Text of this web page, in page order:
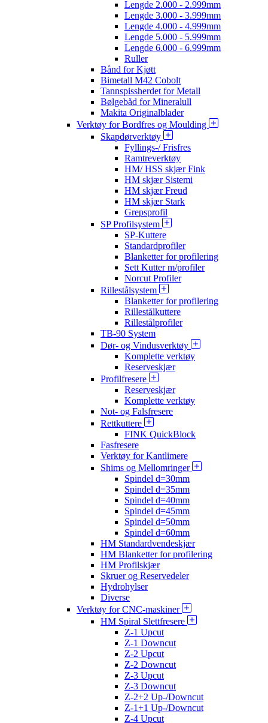
Lengde 2.000 - 2.999mm
Lengde 3.000 - 3.999mm
Lengde 4.000 - 4.999mm
Lengde 5.000 - 5.999mm
Lengde 6.000 - 6.999mm
Ruller
Bånd for Kjøtt
Bimetall M42 Cobolt
Tannspissherdet for Metall
Bølgebåd for Mineralull
Makita Originalblader
Verktøy for Bordfres og Moulding
Skapdørverktøy
Fyllings-/ Frisfres
Ramtreverktøy
HM/ HSS skjær Fink
HM skjær Sistemi
HM skjær Freud
HM skjær Stark
Grepsprofil
SP Profilsystem
SP-Kuttere
Standardprofiler
Blanketter for profilering
Sett Kutter m/profiler
Norcut Profiler
Rillestålsystem
Blanketter for profilering
Rillestålkuttere
Rillestålprofiler
TB-90 System
Dør- og Vindusverktøy
Komplette verktøy
Reserveskjær
Profilfresere
Reserveskjær
Komplette verktøy
Not- og Falsfresere
Rettkuttere
FINK QuickBlock
Fasfresere
Verktøy for Kantlimere
Shims og Mellomringer
Spindel d=30mm
Spindel d=35mm
Spindel d=40mm
Spindel d=45mm
Spindel d=50mm
Spindel d=60mm
HM Standardvendeskjær
HM Blanketter for profilering
HM Profilskjær
Skruer og Reservedeler
Hydrohylser
Diverse
Verktøy for CNC-maskiner
HM Spiral Slettfresere
Z-1 Upcut
Z-1 Downcut
Z-2 Upcut
Z-2 Downcut
Z-3 Upcut
Z-3 Downcut
Z-2+2 Up-/Downcut
Z-1+1 Up-/Downcut
Z-4 Upcut